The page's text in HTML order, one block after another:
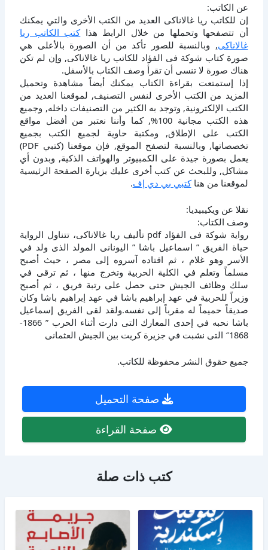
عن الكاتب:
إن للكاتب ريا غالاناكى العديد من الكتب الأخرى والتي يمكنك
أن تتصفحها وتحملها من خلال الرابط هذاكتب الكاتب ريا
غالاناكى, وبالنسبة للصور تأكد من أن الصورة بالأعلى هي
صورة كتاب شوكة فى الفؤاد للكاتب ريا غالاناكى, وإن لم تكن
هناك صورة لا تنسى أن تقرأ وصف الكتاب بالأسفل.
إذا إستمتعت بقراءة الكتاب يمكنك أيضاً مشاهدة وتحميل
المزيد من الكتب الأخرى لنفس التصنيف, لموقعنا العديد من
الكتب الإلكترونية, وتوجد به الكثير من التصنيفات داخله, وجميع
هذه الكتب مجانية 100%, كما وأننا نعتبر من أفضل مواقع
الكتب على الإطلاق, ومكتبة حاوية لجميع الكتب بجميع
تخصصاتها, وبالنسبة لتصفح الموقع, فإن موقعنا (كتبي PDF)
يعمل بصورة جيدة على الكمبيوتر والهواتف الذكية, وبدون أي
مشاكل, وللبحث عن كتب أخرى عليك بزيارة الصفحة الرئيسية
لموقعنا من هناكتبي بي دي إف.
نقلا عن ويكيبيديا:
وصف الكتاب:
رواية شوكة فى الفؤاد pdf تأليف ريا غالاناكى، تتناول الرواية
حياة الفريق ” اسماعيل باشا ” اليونانى المولد الذى ولد في
الأسر وهو غلام ، ثم اقتاده آسروه إلى مصر ، حيث أصبح
مسلماً وتعلم في الكلية الحربية وتخرج منها ، ثم ترقى في
سلك وظائف الجيش حتى حصل على رتبة فريق ، ثم أصبح
وزيراً للحربية في عهد إبراهيم باشا في عهد إبراهيم باشا وكان
صديقاً حميماً له مقرباً إلى نفسه.ولقد لقى الفريق إسماعيل
باشا نحبه في إحدى المعارك التى دارت أثناء الحرب ” 1866-
1868″ التى نشبت في جزيرة كريت بين الجيش العثمانى
جميع حقوق النشر محفوظة للكاتب.
صفحة التحميل
صفحة القراءة
كتب ذات صلة